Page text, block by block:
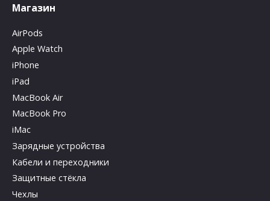
Магазин
AirPods
Apple Watch
iPhone
iPad
MacBook Air
MacBook Pro
iMac
Зарядные устройства
Кабели и переходники
Защитные стёкла
Чехлы